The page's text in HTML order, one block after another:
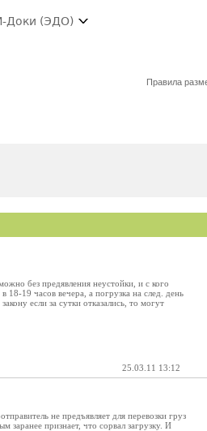
Доки (ЭДО)
Правила
без предявления неустойки, и с кого
18-19 часов вечера, а погрузка на след. день
если за сутки отказались, то могут
25.03.11 13:12
не предъявляет для перевозки груз
заранее признает, что сорвал загрузку. И